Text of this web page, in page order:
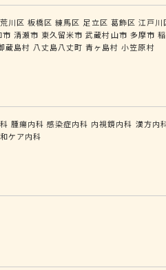
荒川区 板橋区 練馬区 足立区 葛飾区 江戸川
市 清瀬市 東久留米市 武蔵村山市 多摩市
蔵島村 八丈島八丈町 青ヶ島村 小笠原村
腫瘍内科 感染症内科 内視鏡内科 漢方内
ケア内科